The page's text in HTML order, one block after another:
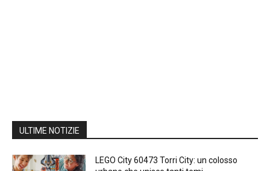
ULTIME NOTIZIE
LEGO City 60473 Torri City: un colosso